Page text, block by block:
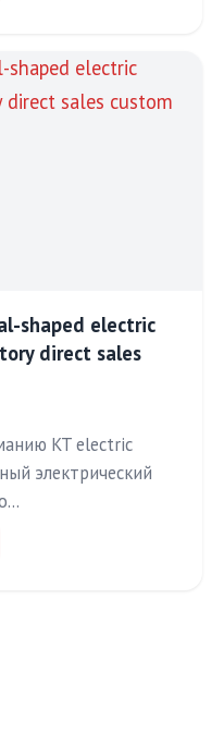
shaped electric
direct sales
KT electric
электрический